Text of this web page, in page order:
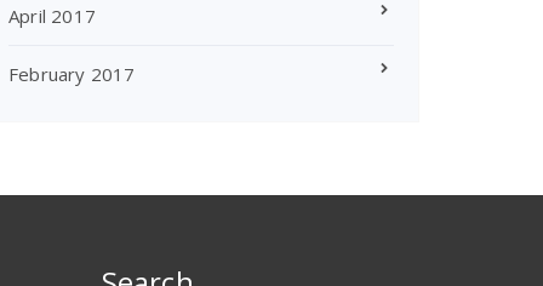
April 2017
February 2017